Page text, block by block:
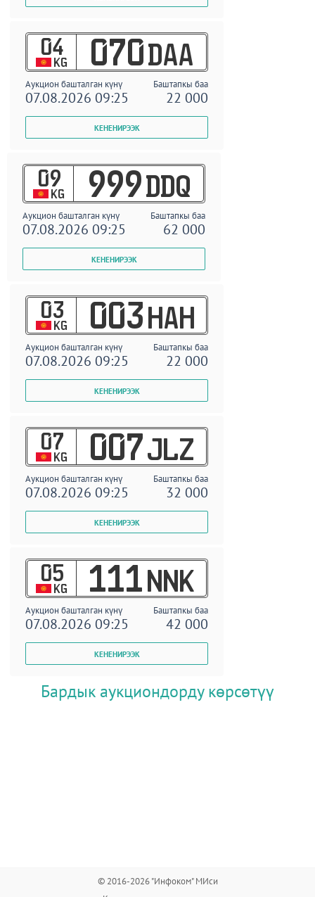
04
KG 070 DAA
Аукцион башталган күнү Баштапкы баа
07.08.2026 09:25 22 000
09
KG 999 DDQ
Аукцион башталган күнү Баштапкы баа
07.08.2026 09:25 62 000
03
KG 003 HAH
Аукцион башталган күнү Баштапкы баа
07.08.2026 09:25 22 000
07
KG 007 JLZ
Аукцион башталган күнү Баштапкы баа
07.08.2026 09:25 32 000
05
KG 111 NNK
Аукцион башталган күнү Баштапкы баа
07.08.2026 09:25 42 000
Бардык аукциондорду көрсөтүү
© 2016-2026 "Инфоком" МИси